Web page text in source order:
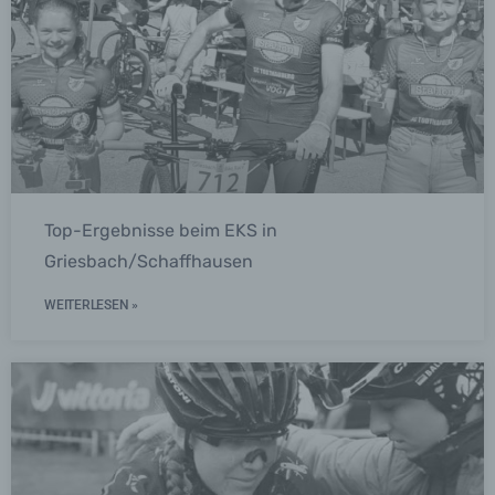
Top-Ergebnisse beim EKS in
Griesbach/Schaffhausen
WEITERLESEN »
Organisation, das Ordnen, die Speicherung, die
Anpassung oder Veränderung, das Auslesen,
das Abfragen, die Verwendung, die Offenlegung
durch Übermittlung, Verbreitung oder eine
andere Form der Bereitstellung, den Abgleich
oder die Verknüpfung, die Einschränkung, das
Löschen oder die Vernichtung.
d) Einschränkung der Verarbeitung
Markierung gespeicherter personenbezogener
Daten mit dem Ziel, ihre künftige Verarbeitung
Verarbeitung personenbezogener Daten, die
darin besteht, dass diese personenbezogenen
Daten verwendet werden, um bestimmte
persönliche Aspekte, die sich auf eine natürliche
Person beziehen, zu bewerten, insbesondere,
um Aspekte bezüglich Arbeitsleistung,